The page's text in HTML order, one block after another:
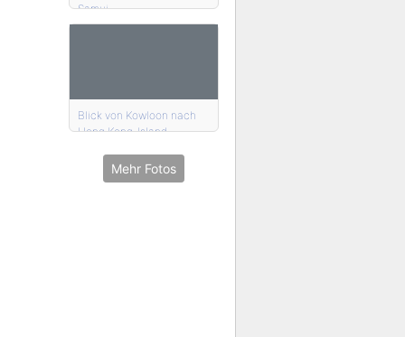
Samui
Blick von Kowloon nach
Hong Kong-Island
Mehr Fotos